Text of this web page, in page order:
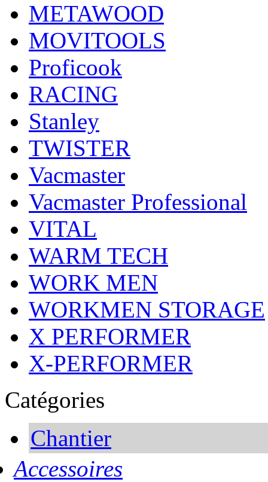
METAWOOD
MOVITOOLS
Proficook
RACING
Stanley
TWISTER
Vacmaster
Vacmaster Professional
VITAL
WARM TECH
WORK MEN
WORKMEN STORAGE
X PERFORMER
X-PERFORMER
Catégories
Chantier
Accessoires